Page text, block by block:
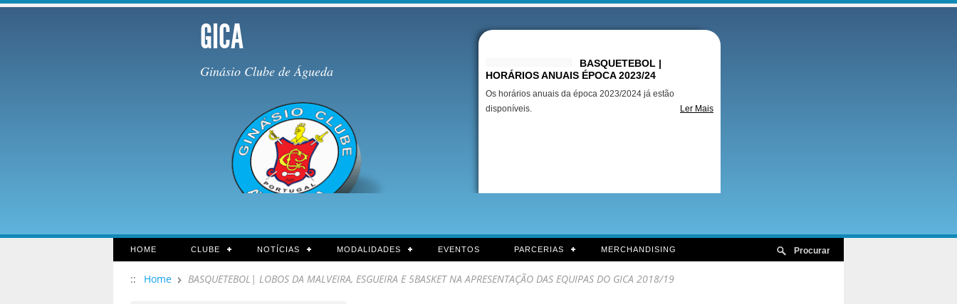
GICA
Ginásio Clube de Águeda
BASQUETEBOL |
HORÁRIOS ANUAIS ÉPOCA 2023/24
Os horários anuais da época 2023/2024 já estão
disponíveis.
Ler Mais
HOME CLUBE NOTÍCIAS MODALIDADES EVENTOS PARCERIAS MERCHANDISING
:: Home BASQUETEBOL| LOBOS DA MALVEIRA, ESGUEIRA E 5BASKET NA APRESENTAÇÃO DAS EQUIPAS DO GICA 2018/19